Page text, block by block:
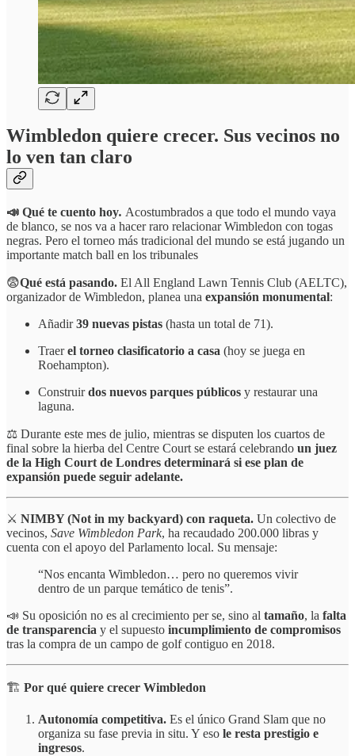
Wimbledon quiere crecer. Sus vecinos no
lo ven tan claro
📣 Qué te cuento hoy. Acostumbrados a que todo el mundo vaya
de blanco, se nos va a hacer raro relacionar Wimbledon con togas
negras. Pero el torneo más tradicional del mundo se está jugando un
importante match ball en los tribunales
😨Qué está pasando. El All England Lawn Tennis Club (AELTC),
organizador de Wimbledon, planea una expansión monumental:
Añadir39 nuevas pistas (hasta un total de 71).
Traerel torneo clasificatorio a casa (hoy se juega en
Roehampton).
Construirdos nuevos parques públicos y restaurar una
laguna.
⚖️ Durante este mes de julio, mientras se disputen los cuartos de
final sobre la hierba del Centre Court se estará celebrando un juez
de la High Court de Londres determinará si ese plan de
expansión puede seguir adelante.
⚔️ NIMBY (Not in my backyard) con raqueta. Un colectivo de
vecinos, Save Wimbledon Park, ha recaudado 200.000 libras y
cuenta con el apoyo del Parlamento local. Su mensaje:
“Nos encanta Wimbledon… pero no queremos vivir
dentro de un parque temático de tenis”.
📣 Su oposición no es al crecimiento per se, sino al tamaño, la falta
de transparencia y el supuesto incumplimiento de compromisos
tras la compra de un campo de golf contiguo en 2018.
🏗️ Por qué quiere crecer Wimbledon
Autonomía competitiva. Es el único Grand Slam que no
organiza su fase previa in situ. Y eso le resta prestigio e
ingresos.